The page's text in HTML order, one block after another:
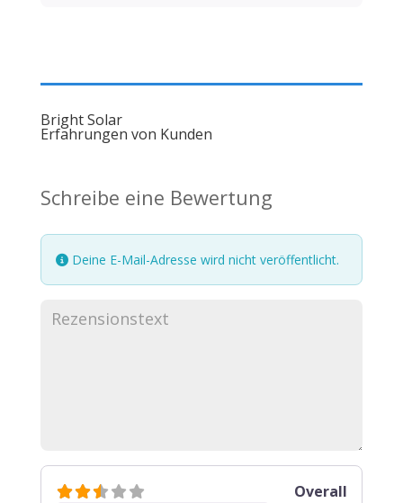
Bright Solar
Erfahrungen von Kunden
Schreibe eine Bewertung
Deine E-Mail-Adresse wird nicht veröffentlicht.
Overall